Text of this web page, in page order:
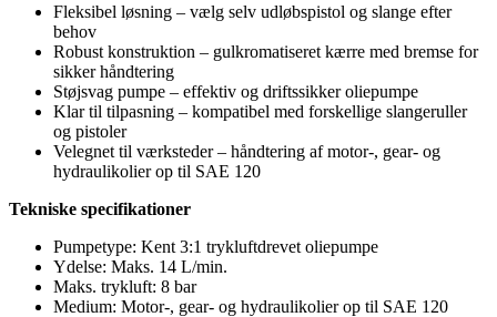
Fleksibel løsning – vælg selv udløbspistol og slange efter
behov
Robust konstruktion – gulkromatiseret kærre med bremse for
sikker håndtering
Støjsvag pumpe – effektiv og driftssikker oliepumpe
Klar til tilpasning – kompatibel med forskellige slangeruller
og pistoler
Velegnet til værksteder – håndtering af motor-, gear- og
hydraulikolier op til SAE 120
Tekniske specifikationer
Pumpetype: Kent 3:1 trykluftdrevet oliepumpe
Ydelse: Maks. 14 L/min.
Maks. trykluft: 8 bar
Medium: Motor-, gear- og hydraulikolier op til SAE 120